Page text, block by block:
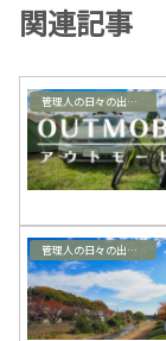
関連記事
管理人の日々の出来事
管理人の日々の出来事